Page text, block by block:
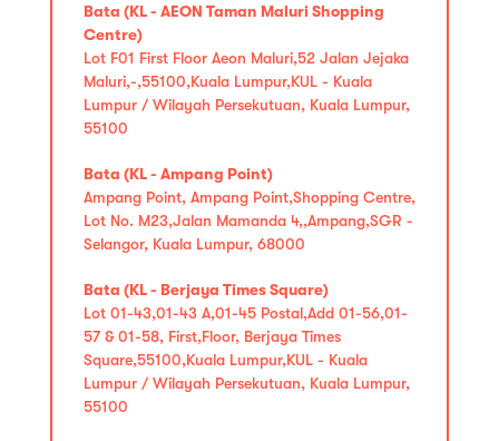
Bata (KL - AEON Taman Maluri Shopping
Centre)
Lot F01 First Floor Aeon Maluri,52 Jalan Jejaka
Maluri,-,55100,Kuala Lumpur,KUL - Kuala
Lumpur / Wilayah Persekutuan, Kuala Lumpur,
55100
Bata (KL - Ampang Point)
Ampang Point, Ampang Point,Shopping Centre,
Lot No. M23,Jalan Mamanda 4,,Ampang,SGR -
Selangor, Kuala Lumpur, 68000
Bata (KL - Berjaya Times Square)
Lot 01-43,01-43 A,01-45 Postal,Add 01-56,01-
57 & 01-58, First,Floor, Berjaya Times
Square,55100,Kuala Lumpur,KUL - Kuala
Lumpur / Wilayah Persekutuan, Kuala Lumpur,
55100